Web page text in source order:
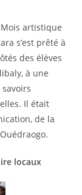
artistique
s’est prêté à
des élèves
à une
Il était
de la
locaux